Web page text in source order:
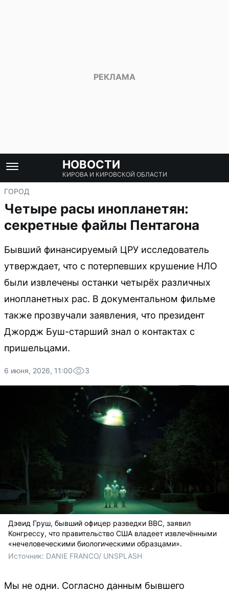
НОВОСТИ
КИРОВА И КИРОВСКОЙ ОБЛАСТИ
ГОРОД
Четыре расы инопланетян:
секретные файлы Пентагона
Бывший финансируемый ЦРУ исследователь
утверждает, что с потерпевших крушение НЛО
были извлечены останки четырёх различных
инопланетных рас. В документальном фильме
также прозвучали заявления, что президент
Джордж Буш-старший знал о контактах с
пришельцами.
6 июня, 2026, 11:00 3
Дэвид Груш, бывший офицер разведки ВВС, заявил
Конгрессу, что правительство США владеет извлечёнными
«нечеловеческими биологическими образцами».
Источник: DANIE FRANCO/ UNSPLASH
Мы не одни. Согласно данным бывшего